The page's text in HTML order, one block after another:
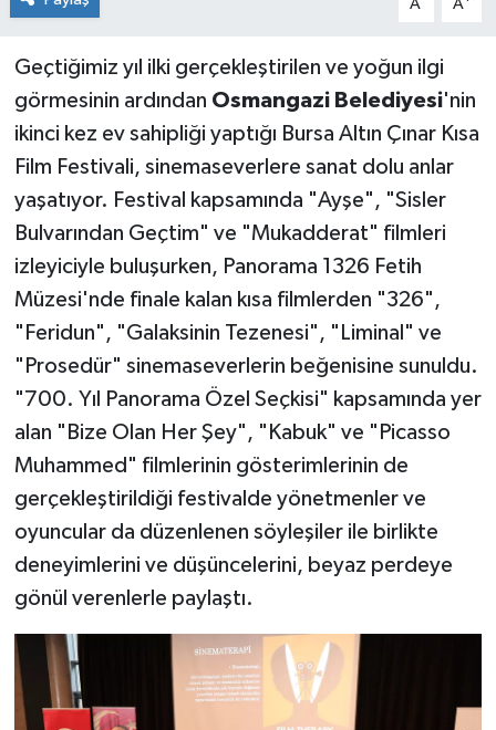
A A
Geçtiğimiz yıl ilki gerçekleştirilen ve yoğun ilgi
görmesinin ardından Osmangazi Belediyesi'nin
ikinci kez ev sahipliği yaptığı Bursa Altın Çınar Kısa
Film Festivali, sinemaseverlere sanat dolu anlar
yaşatıyor. Festival kapsamında "Ayşe", "Sisler
Bulvarından Geçtim" ve "Mukadderat" filmleri
izleyiciyle buluşurken, Panorama 1326 Fetih
Müzesi'nde finale kalan kısa filmlerden "326",
"Feridun", "Galaksinin Tezenesi", "Liminal" ve
"Prosedür" sinemaseverlerin beğenisine sunuldu.
"700. Yıl Panorama Özel Seçkisi" kapsamında yer
alan "Bize Olan Her Şey", "Kabuk" ve "Picasso
Muhammed" filmlerinin gösterimlerinin de
gerçekleştirildiği festivalde yönetmenler ve
oyuncular da düzenlenen söyleşiler ile birlikte
deneyimlerini ve düşüncelerini, beyaz perdeye
gönül verenlerle paylaştı.